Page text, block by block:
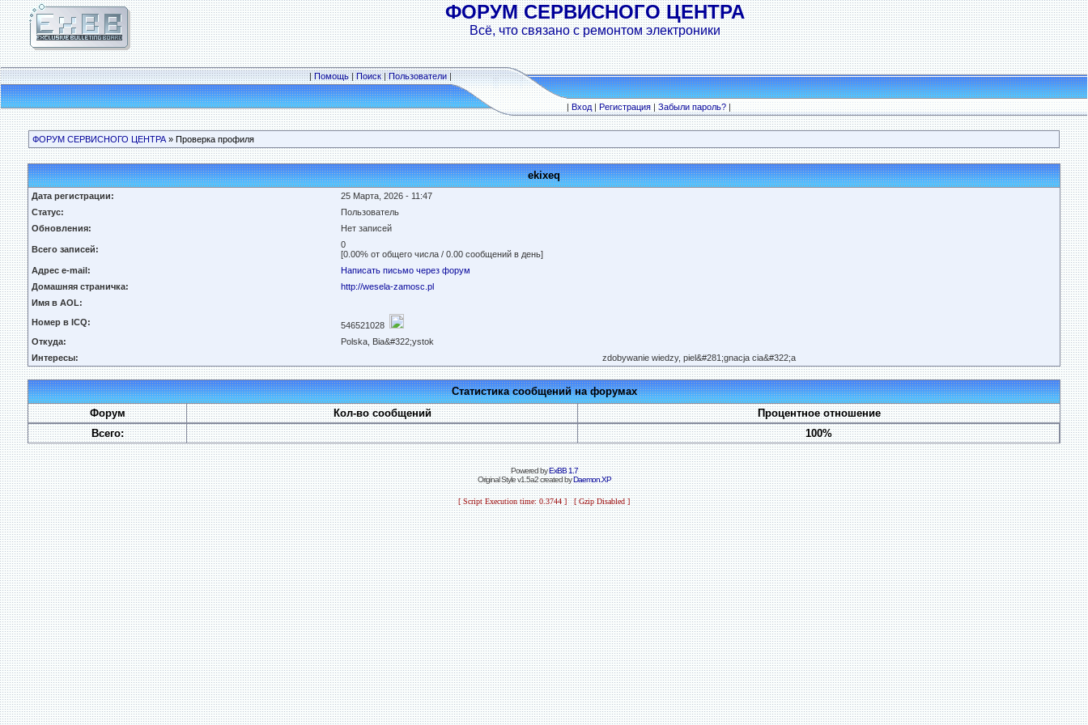
ФОРУМ СЕРВИСНОГО ЦЕНТРА
Всё, что связано с ремонтом электроники
|Помощь|Поиск|Пользователи|
|Вход|Регистрация|Забыли пароль?|
ФОРУМ СЕРВИСНОГО ЦЕНТРА » Проверка профиля
ekixeq
Дата регистрации:
25 Марта, 2026 - 11:47
Статус:
Пользователь
Обновления:
Нет записей
Всего записей:
0
[0.00% от общего числа / 0.00 сообщений в день]
Адрес e-mail:
Написать письмо через форум
Домашняя страничка:
http://wesela-zamosc.pl
Имя в AOL:
Номер в ICQ:
546521028
Откуда:
Polska, Bia&#322;ystok
Интересы:
zdobywanie wiedzy, piel&#281;gnacja cia&#322;a
Статистика сообщений на форумах
Форум
Кол-во сообщений
Процентное отношение
Всего:
100%
Powered byExBB 1.7
Original Style v1.5a2 created byDaemon.XP
[ Script Execution time: 0.3744 ] [ Gzip Disabled ]